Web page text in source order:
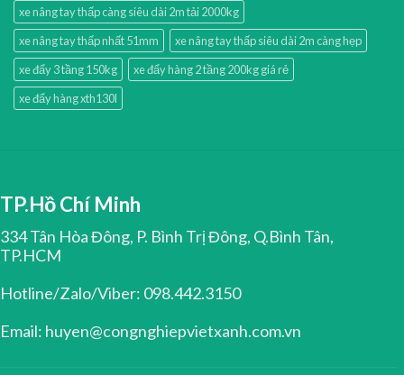
xe nâng tay thấp càng siêu dài 2m tải 2000kg
xe nâng tay thấp nhất 51mm
xe nâng tay thấp siêu dài 2m càng hẹp
xe đẩy 3 tầng 150kg
xe đẩy hàng 2 tầng 200kg giá rẻ
xe đẩy hàng xth130l
TP.Hồ Chí Minh
334 Tân Hòa Đông, P. Bình Trị Đông, Q.Bình Tân,
TP.HCM
Hotline/Zalo/Viber: 098.442.3150
Email: huyen@congnghiepvietxanh.com.vn